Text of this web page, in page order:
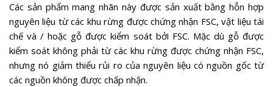
Các sản phẩm mang nhãn này được sản xuất bằng hỗn hợp
nguyên liệu từ các khu rừng được chứng nhận FSC, vật liệu tái
chế và / hoặc gỗ được kiểm soát bởi FSC. Mặc dù gỗ được
kiểm soát không phải từ các khu rừng được chứng nhận FSC,
nhưng nó giảm thiểu rủi ro của nguyên liệu có nguồn gốc từ
các nguồn không được chấp nhận.